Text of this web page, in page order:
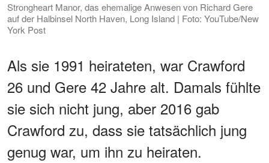
Strongheart Manor, das ehemalige Anwesen von Richard Gere
auf der Halbinsel North Haven, Long Island | Foto: YouTube/New
York Post
Als sie 1991 heirateten, war Crawford
26 und Gere 42 Jahre alt. Damals fühlte
sie sich nicht jung, aber 2016 gab
Crawford zu, dass sie tatsächlich jung
genug war, um ihn zu heiraten.